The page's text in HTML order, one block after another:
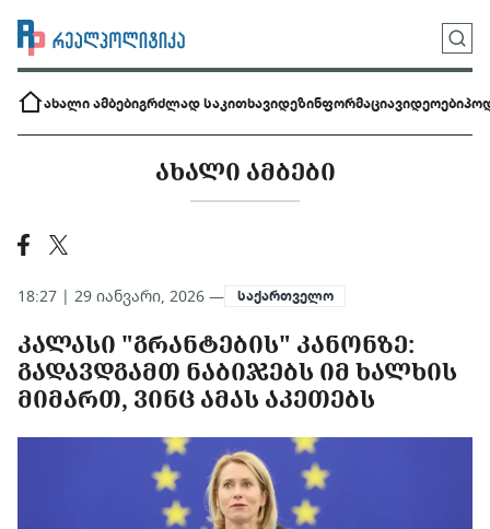
ახალი ამბებიგრძლად საკითხავიდეზინფორმაციავიდეოები
ᲐᲮᲐᲚᲘ ᲐᲛᲑᲔᲑᲘ
18:27 | 29 იანვარი, 2026 — საქართველო
ᲙᲐᲚᲐᲡᲘ "ᲒᲠᲐᲜᲢᲔᲑᲘᲡ" ᲙᲐᲜᲝᲜᲖᲔ:
ᲒᲐᲓᲐᲕᲓᲒᲐᲛᲗ ᲜᲐᲑᲘᲯᲔᲑᲡ ᲘᲛ ᲮᲐᲚᲮᲘᲡ
ᲛᲘᲛᲐᲠᲗ, ᲕᲘᲜᲪ ᲐᲛᲐᲡ ᲐᲙᲔᲗᲔᲑᲡ